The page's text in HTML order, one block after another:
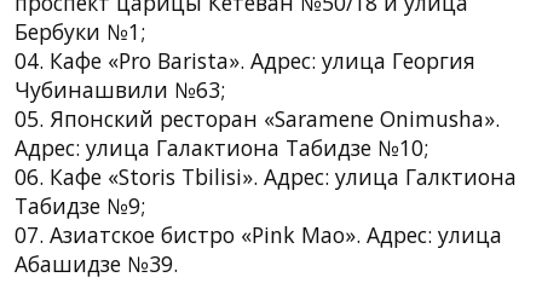
Бербуки №1;
04. Кафе «Pro Barista». Адрес: улица Георгия
Чубинашвили №63;
05. Японский ресторан «Saramene Onimusha».
Адрес: улица Галактиона Табидзе №10;
06. Кафе «Storis Tbilisi». Адрес: улица Галктиона
Табидзе №9;
07. Азиатское бистро «Pink Mao». Адрес: улица
Абашидзе №39.